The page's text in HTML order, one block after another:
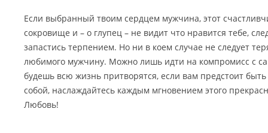
Если выбранный твоим сердцем мужчина, этот
сокровище и – о глупец – не видит что нравится тебе,
запастись терпением. Но ни в коем случае не следует
любимого мужчину. Можно лишь идти на компромисс с
будешь всю жизнь притворятся, если вам предстоит
собой, наслаждайтесь каждым мгновением этого
Любовь!